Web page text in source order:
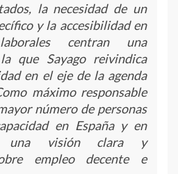
la necesidad de un
y la accesibilidad en
centran una
que Sayago reivindica
en el eje de la agenda
máximo responsable
número de personas
en España y en
una visión clara y
empleo decente e